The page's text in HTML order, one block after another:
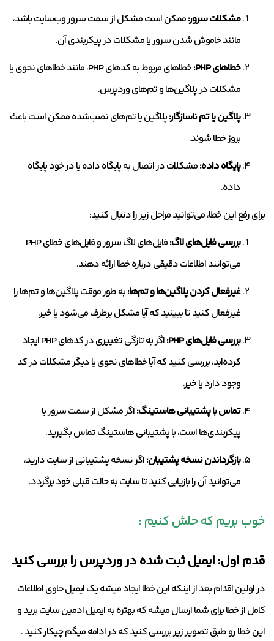
مشکلات سرور:ممکن است مشکل از سمت سرور وب‌سایت باشد،
مانند خاموش شدن سرور یا مشکلات در پیکربندی آن.
خطاهای PHP:
خطاهای مربوط به کدهای PHP، مانند خطاهای نحوی یا
مشکلات در پلاگین‌ها و تم‌های وردپرس.
پلاگین یا تم ناسازگار:پلاگین یا تم‌های نصب‌شده ممکن است باعث
بروز خطا شوند.
پایگاه داده:مشکلات در اتصال به پایگاه داده یا در خود پایگاه
داده.
برای رفع این خطا، می‌توانید مراحل زیر را دنبال کنید:
بررسی فایل‌های لاگ:
فایل‌های لاگ سرور و فایل‌های خطای PHP
می‌توانند اطلاعات دقیقی درباره خطا ارائه دهند.
غیرفعال کردن پلاگین‌ها و تم‌ها:به طور موقت پلاگین‌ها و تم‌ها را
غیرفعال کنید تا ببینید که آیا مشکل برطرف می‌شود یا خیر.
بررسی فایل‌های PHP:
اگر به تازگی تغییری در کدهای PHP ایجاد
کرده‌اید، بررسی کنید که آیا خطاهای نحوی یا دیگر مشکلات در کد
وجود دارد یا خیر.
تماس با پشتیبانی هاستینگ:اگر مشکل از سمت سرور یا
پیکربندی‌ها است، با پشتیبانی هاستینگ تماس بگیرید.
بازگرداندن نسخه پشتیبان:اگر نسخه پشتیبانی از سایت دارید،
می‌توانید آن را بازیابی کنید تا سایت به حالت قبلی خود برگردد.
خوب بریم که حلش کنیم :
قدم اول: ایمیل ثبت‌ شده در وردپرس را بررسی کنید
در اولین اقدام بعد از اینکه این خطا ایجاد میشه یک ایمیل حاوی اطلاعات
کامل از خطا برای شما ارسال میشه که بهتره به ایمیل ادمین سایت برید و
این خطا رو طبق تصویر زیر بررسی کنید که در ادامه میگم چیکار کنید .